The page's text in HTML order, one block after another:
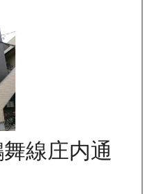
線庄内通